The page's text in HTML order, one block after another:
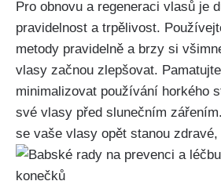
Pro obnovu a regeneraci vlasů je
pravidelnost a trpělivost.
metody ⁤pravidelně a brzy si
vlasy začnou zlepšovat.
minimalizovat používání horkého
své vlasy před slunečním
se vaše vlasy opět stanou